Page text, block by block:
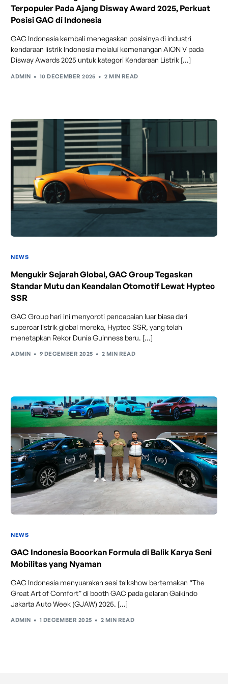
Terpopuler Pada Ajang Disway Award 2025, Perkuat
Posisi GAC di Indonesia
GAC Indonesia kembali menegaskan posisinya di industri
kendaraan listrik Indonesia melalui kemenangan AION V pada
Disway Awards 2025 untuk kategori Kendaraan Listrik […]
ADMIN 10 DECEMBER 2025 2 MIN READ
NEWS
Mengukir Sejarah Global, GAC Group Tegaskan
Standar Mutu dan Keandalan Otomotif Lewat Hyptec
SSR
GAC Group hari ini menyoroti pencapaian luar biasa dari
supercar listrik global mereka, Hyptec SSR, yang telah
menetapkan Rekor Dunia Guinness baru. […]
ADMIN 9 DECEMBER 2025 2 MIN READ
NEWS
GAC Indonesia Bocorkan Formula di Balik Karya Seni
Mobilitas yang Nyaman
GAC Indonesia menyuarakan sesi talkshow bertemakan “The
Great Art of Comfort” di booth GAC pada gelaran Gaikindo
Jakarta Auto Week (GJAW) 2025. […]
ADMIN 1 DECEMBER 2025 2 MIN READ
Maintenance & Warranty
Go
Fitur ini memungkinkan mobil secara otomatis
mengontrol laju saat berkendara dan menjaga jarak
aman dengan kendaraan di depannya pada kecepatan 0
– 130 km/jam.
Traffic Jam Assist
Pada kecepatan rendah, mobil secara otomatis
menyesuaikan percepatan, mengerem, dan menjaga
jarak aman dengan kendaraan di depannya.
dapat mengurangi kecepatan secara otomatis di
tikungan tajam dan meningkatkan kecepatannya
kembali setelahnya. Beroperasi secara bersamaan
dengan fitur ACC (Adaptive Cruise Control) dan S&G
(Start & Go) sehingga meningkatkan responsivitas saat
melewati tikungan.
pengeraman otomatis apabila terdeteksi potensi